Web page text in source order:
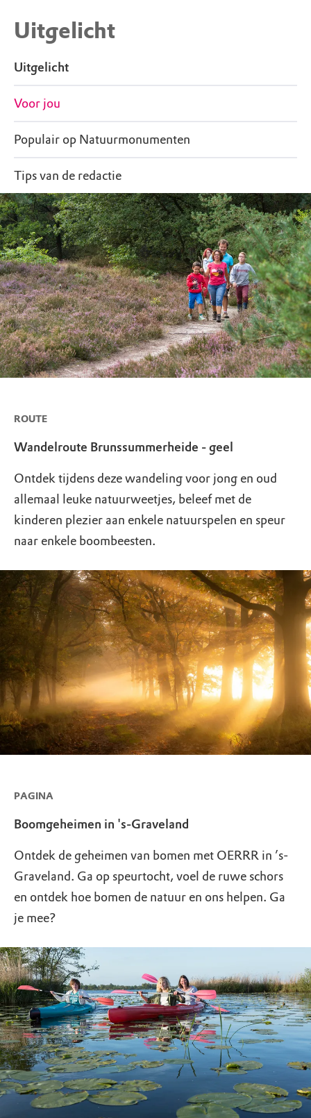
Haarzuilens, Hoeve Wielrevelt: Vanaf NS-
naar Hoeve Wielrevelt aan de Thematerweg in
Haarzuilens. Vanaf NS-station Utrecht Centraal
Uitgelicht
Uitgelicht
Voor jou
Populair op Natuurmonumenten
Tips van de redactie
ROUTE
Wandelroute Brunssummerheide - geel
Ontdek tijdens deze wandeling voor jong en oud
allemaal leuke natuurweetjes, beleef met de
kinderen plezier aan enkele natuurspelen en speur
naar enkele boombeesten.
PAGINA
Boomgeheimen in 's-Graveland
Ontdek de geheimen van bomen met OERRR in ’s-
Graveland. Ga op speurtocht, voel de ruwe schors
en ontdek hoe bomen de natuur en ons helpen. Ga
je mee?